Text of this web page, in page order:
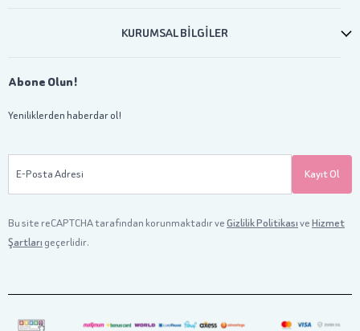
KURUMSAL BİLGİLER
Abone Olun!
Yeniliklerden haberdar ol!
E-Posta Adresi Kayıt Ol
Bu site reCAPTCHA tarafından korunmaktadır veGizlilik PolitikasıveHizmet
Şartları geçerlidir.